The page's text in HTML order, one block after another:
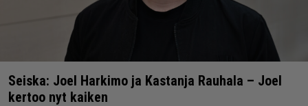
Seiska: Joel Harkimo ja Kastanja Rauhala – Joel
kertoo nyt kaiken